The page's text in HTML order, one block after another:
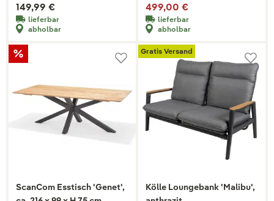
149,99 €
lieferbar
abholbar
499,00 €
lieferbar
abholbar
ScanCom Esstisch 'Genet',
Gratis Versand
Kölle Loungebank 'Malibu',